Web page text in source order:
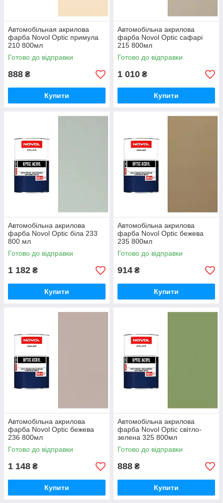
Автомобільная акрилова
фарба Novol Optic примула
210 800мл
Готово до відправки
888 ₴
Купити
Автомобільна акрилова
фарба Novol Optic сафарі
215 800мл
Готово до відправки
1 010 ₴
Купити
Автомобільна акрилова
фарба Novol Optic біла 233
800 мл
Готово до відправки
1 182 ₴
Купити
Автомобільна акрилова
фарба Novol Optic бежева
235 800мл
Готово до відправки
914 ₴
Купити
Автомобільна акрилова
фарба Novol Optic бежева
236 800мл
Готово до відправки
1 148 ₴
Купити
Автомобільна акрилова
фарба Novol Optic світло-
зелена 325 800мл
Готово до відправки
888 ₴
Купити